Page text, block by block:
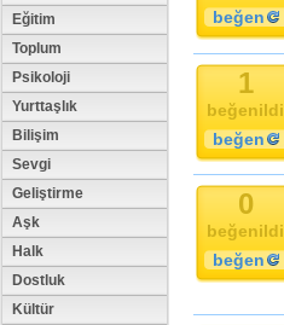
Eğitim
Toplum
Psikoloji
Yurttaşlık
Bilişim
Sevgi
Geliştirme
Aşk
Halk
Dostluk
Kültür
beğen
1
beğenildi
beğen
0
beğenildi
beğen